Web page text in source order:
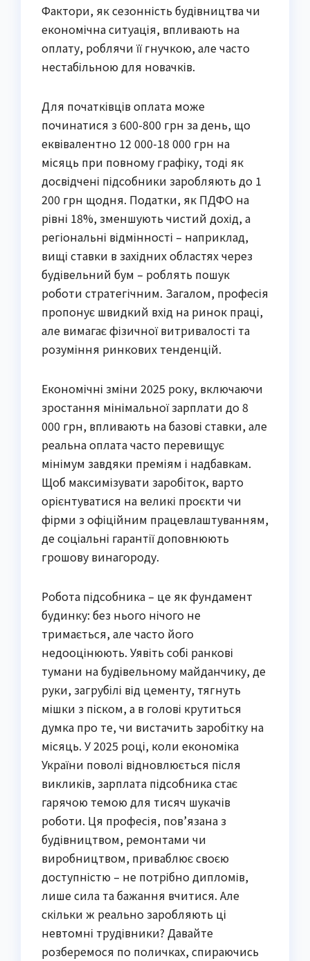
Фактори, як сезонність будівництва чи
економічна ситуація, впливають на
оплату, роблячи її гнучкою, але часто
нестабільною для новачків.
Для початківців оплата може
починатися з 600-800 грн за день, що
еквівалентно 12 000-18 000 грн на
місяць при повному графіку, тоді як
досвідчені підсобники заробляють до 1
200 грн щодня. Податки, як ПДФО на
рівні 18%, зменшують чистий дохід, а
регіональні відмінності – наприклад,
вищі ставки в західних областях через
будівельний бум – роблять пошук
роботи стратегічним. Загалом, професія
пропонує швидкий вхід на ринок праці,
але вимагає фізичної витривалості та
розуміння ринкових тенденцій.
Економічні зміни 2025 року, включаючи
зростання мінімальної зарплати до 8
000 грн, впливають на базові ставки, але
реальна оплата часто перевищує
мінімум завдяки преміям і надбавкам.
Щоб максимізувати заробіток, варто
орієнтуватися на великі проєкти чи
фірми з офіційним працевлаштуванням,
де соціальні гарантії доповнюють
грошову винагороду.
Робота підсобника – це як фундамент
будинку: без нього нічого не
тримається, але часто його
недооцінюють. Уявіть собі ранкові
тумани на будівельному майданчику, де
руки, загрубілі від цементу, тягнуть
мішки з піском, а в голові крутиться
думка про те, чи вистачить заробітку на
місяць. У 2025 році, коли економіка
України поволі відновлюється після
викликів, зарплата підсобника стає
гарячою темою для тисяч шукачів
роботи. Ця професія, пов’язана з
будівництвом, ремонтами чи
виробництвом, приваблює своєю
доступністю – не потрібно дипломів,
лише сила та бажання вчитися. Але
скільки ж реально заробляють ці
невтомні трудівники? Давайте
розберемося по поличках, спираючись